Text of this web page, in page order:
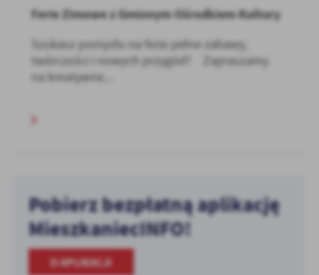
Ferie Zimowe z Gminnym Ośrodkiem Kultury
Szukasz pomysłu na ferie pełne zabawy,
twórczości i nowych przygód? Zapraszamy
na kreatywne...
Pobierz bezpłatną aplikację
MieszkaniecINFO!
O APLIKACJI